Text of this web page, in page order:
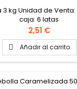
3 kg Unidad de Venta:
caja: 6 latas
Precio
2,51 €
 Añadir al carrito